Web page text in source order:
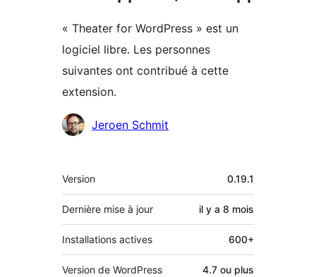
« Theater for WordPress » est un
logiciel libre. Les personnes
suivantes ont contribué à cette
extension.
Contributeurs
Jeroen Schmit
Méta
Version 0.19.1
Dernière mise à jour il y a 8 mois
Installations actives 600+
Version de WordPress 4.7 ou plus